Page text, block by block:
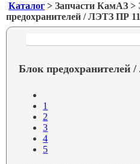
Каталог > Запчасти КамАЗ >
предохранителей / ЛЭТЗ ПР
Блок предохранителей
1
2
3
4
5